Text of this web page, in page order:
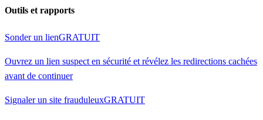
Outils et rapports
Sonder un lienGRATUIT
Ouvrez un lien suspect en sécurité et révélez les redirections cachées
avant de continuer
Signaler un site frauduleuxGRATUIT